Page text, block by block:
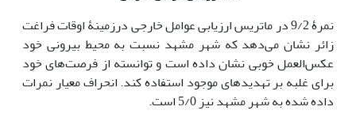
نمرۀ 9/2 در ماتریس ارزیابی عوامل خارجی درزمینۀ اوقات فراغت
زائر نشان می‌دهد که شهر مشهد نسبت به محیط بیرونی خود
عکس‌العمل خوبی نشان داده است و توانسته از فرصت‌های خود
برای غلبه بر تهدیدهای موجود استفاده کند. انحراف معیار نمرات
داده شده به شهر مشهد نیز 5/0 است.